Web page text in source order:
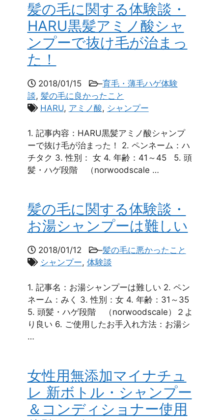
髪の毛に関する体験談・
HARU黒髪アミノ酸シャ
ンプーで抜け毛が治まっ
た！
2018/01/15 –育毛・薄毛ハゲ体験
談, 髪の毛に良かったこと
HARU, アミノ酸, シャンプー
1. 記事内容：HARU黒髪アミノ酸シャンプ
ーで抜け毛が治まった！ 2. ペンネーム：ハ
チタク 3. 性別： 女 4. 年齢：41～45 5. 頭
髪・ハゲ段階 （norwoodscale …
髪の毛に関する体験談・
お湯シャンプーは難しい
2018/01/12 –髪の毛に悪かったこと
シャンプー, 体験談
1. 記事名：お湯シャンプーは難しい 2. ペン
ネーム：みく 3. 性別：女 4. 年齢：31～35
5. 頭髪・ハゲ段階 （norwoodscale）２よ
り良い 6. ご使用したお手入れ方法：お湯シ
…
女性用無添加マイナチュ
レ 新ボトル・シャンプー
＆コンディショナー使用